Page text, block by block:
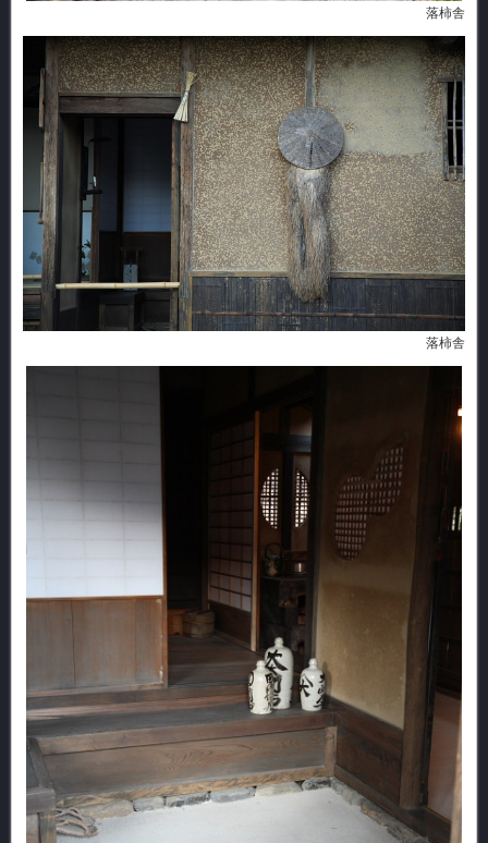
落柿舎
落柿舎